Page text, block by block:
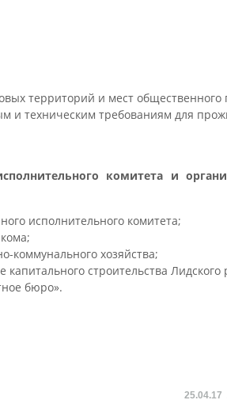
территорий и мест общественного
и техническим требованиям для
комитета и
исполнительного комитета;
коммунального хозяйства;
строительства Лидского
бюро».
25.04.17